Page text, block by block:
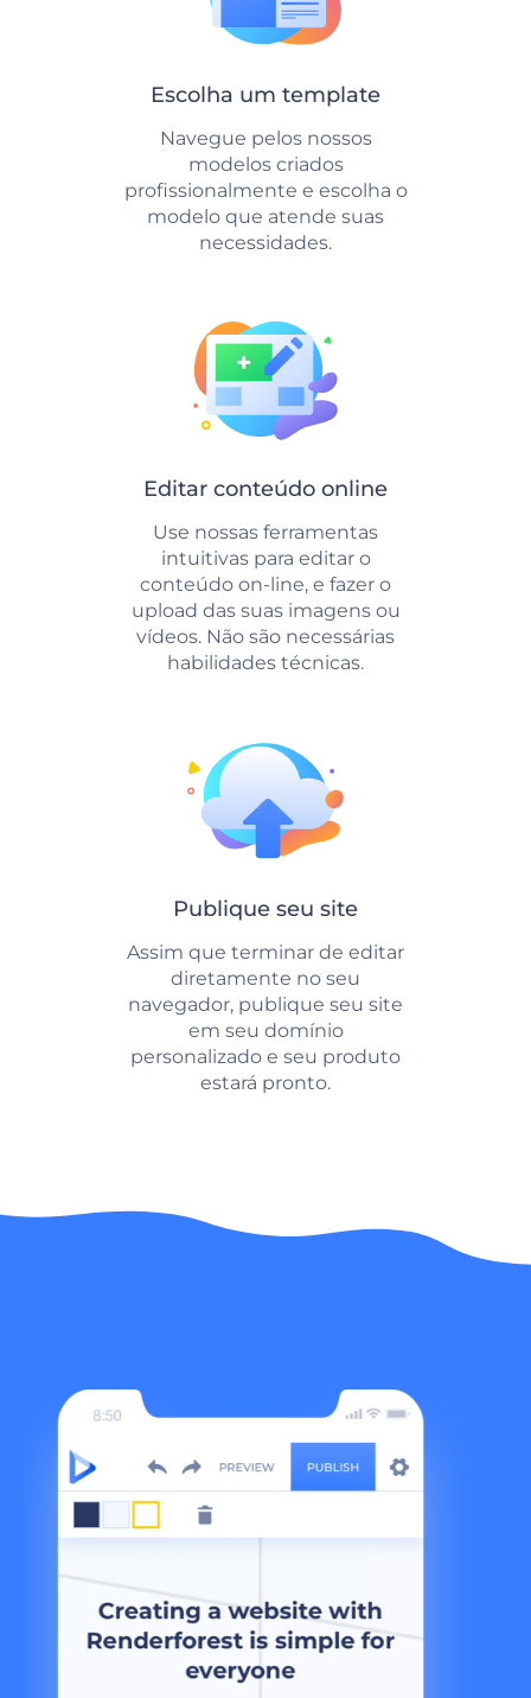
Escolha um template
Navegue pelos nossos
modelos criados
profissionalmente e escolha o
modelo que atende suas
necessidades.
Editar conteúdo online
Use nossas ferramentas
intuitivas para editar o
conteúdo on-line, e fazer o
upload das suas imagens ou
vídeos. Não são necessárias
habilidades técnicas.
Publique seu site
Assim que terminar de editar
diretamente no seu
navegador, publique seu site
em seu domínio
personalizado e seu produto
estará pronto.